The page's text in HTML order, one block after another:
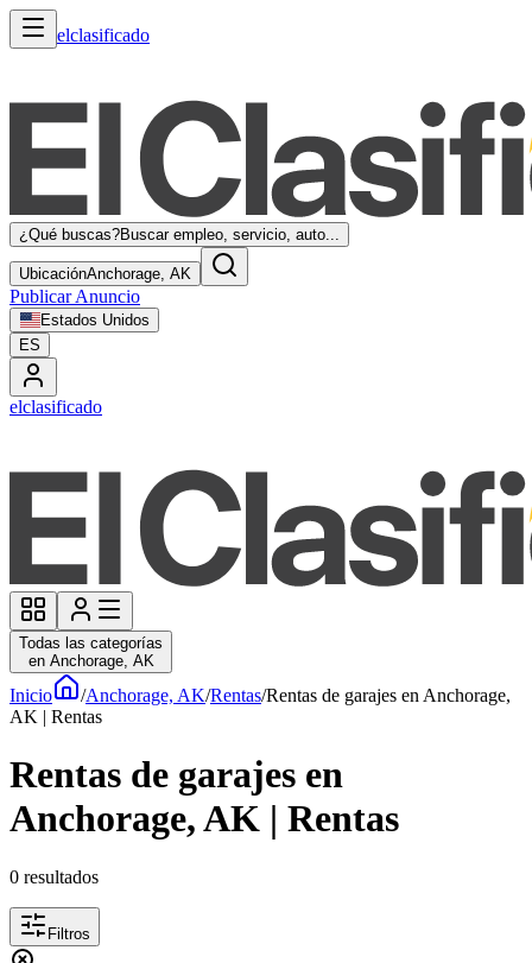
elclasificado
¿Qué buscas?Buscar empleo, servicio, auto...
UbicaciónAnchorage, AK
Publicar Anuncio
Estados Unidos
ES
elclasificado
Todas las categorías
en Anchorage, AK
Inicio /Anchorage, AK/Rentas/Rentas de garajes en Anchorage,
AK | Rentas
Rentas de garajes en
Anchorage, AK | Rentas
0 resultados
Filtros